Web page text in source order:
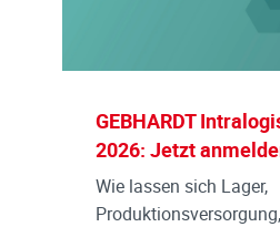
GEBHARDT
2026: Jetzt
Wie lassen sich Lager,